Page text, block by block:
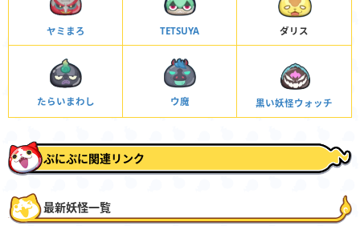
ヤミまろ TETSUYA ダリス
たらいまわし ウ魔 黒い妖怪ウォッチ
ぷにぷに関連リンク
最新妖怪一覧